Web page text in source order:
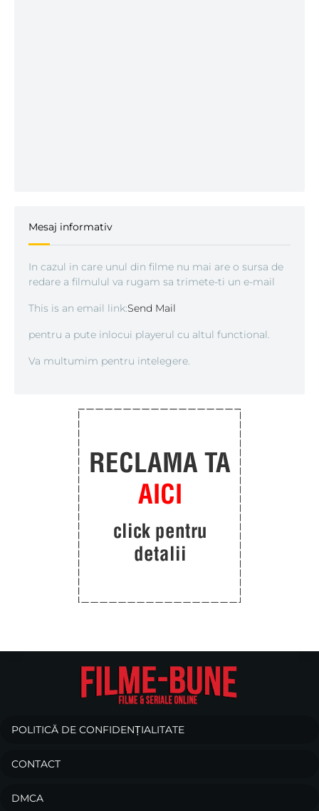
Mesaj informativ
In cazul in care unul din filme nu mai are o sursa de
redare a filmulul va rugam sa trimete-ti un e-mail
This is an email link:Send Mail
pentru a pute inlocui playerul cu altul functional.
Va multumim pentru intelegere.
POLITICĂ DE CONFIDENȚIALITATE
CONTACT
DMCA